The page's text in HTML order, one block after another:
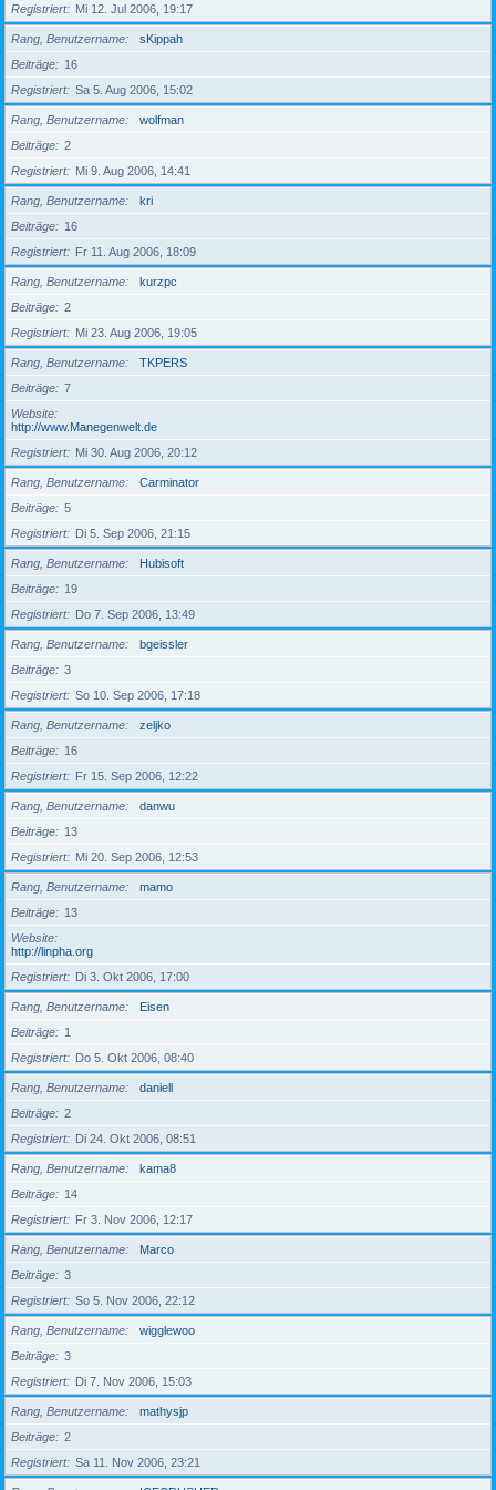
Registriert
Mi 12. Jul 2006, 19:17
Rang, Benutzername
sKippah
Beiträge
16
Registriert
Sa 5. Aug 2006, 15:02
Rang, Benutzername
wolfman
Beiträge
2
Registriert
Mi 9. Aug 2006, 14:41
Rang, Benutzername
kri
Beiträge
16
Registriert
Fr 11. Aug 2006, 18:09
Rang, Benutzername
kurzpc
Beiträge
2
Registriert
Mi 23. Aug 2006, 19:05
Rang, Benutzername
TKPERS
Beiträge
7
Website
http://www.Manegenwelt.de
Registriert
Mi 30. Aug 2006, 20:12
Rang, Benutzername
Carminator
Beiträge
5
Registriert
Di 5. Sep 2006, 21:15
Rang, Benutzername
Hubisoft
Beiträge
19
Registriert
Do 7. Sep 2006, 13:49
Rang, Benutzername
bgeissler
Beiträge
3
Registriert
So 10. Sep 2006, 17:18
Rang, Benutzername
zeljko
Beiträge
16
Registriert
Fr 15. Sep 2006, 12:22
Rang, Benutzername
danwu
Beiträge
13
Registriert
Mi 20. Sep 2006, 12:53
Rang, Benutzername
mamo
Beiträge
13
Website
http://linpha.org
Registriert
Di 3. Okt 2006, 17:00
Rang, Benutzername
Eisen
Beiträge
1
Registriert
Do 5. Okt 2006, 08:40
Rang, Benutzername
daniell
Beiträge
2
Registriert
Di 24. Okt 2006, 08:51
Rang, Benutzername
kama8
Beiträge
14
Registriert
Fr 3. Nov 2006, 12:17
Rang, Benutzername
Marco
Beiträge
3
Registriert
So 5. Nov 2006, 22:12
Rang, Benutzername
wigglewoo
Beiträge
3
Registriert
Di 7. Nov 2006, 15:03
Rang, Benutzername
mathysjp
Beiträge
2
Registriert
Sa 11. Nov 2006, 23:21